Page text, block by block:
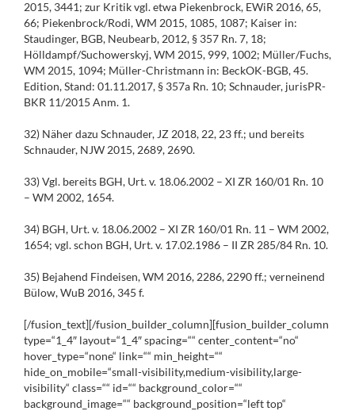
2015, 3441; zur Kritik vgl. etwa Piekenbrock, EWiR 2016, 65,
66; Piekenbrock/Rodi, WM 2015, 1085, 1087; Kaiser in:
Staudinger, BGB, Neubearb, 2012, § 357 Rn. 7, 18;
Hölldampf/Suchowerskyj, WM 2015, 999, 1002; Müller/Fuchs,
WM 2015, 1094; Müller-Christmann in: BeckOK-BGB, 45.
Edition, Stand: 01.11.2017, § 357a Rn. 10; Schnauder, jurisPR-
BKR 11/2015 Anm. 1.
32) Näher dazu Schnauder, JZ 2018, 22, 23 ff.; und bereits
Schnauder, NJW 2015, 2689, 2690.
33) Vgl. bereits BGH, Urt. v. 18.06.2002 – XI ZR 160/01 Rn. 10
– WM 2002, 1654.
34) BGH, Urt. v. 18.06.2002 – XI ZR 160/01 Rn. 11 – WM 2002,
1654; vgl. schon BGH, Urt. v. 17.02.1986 – II ZR 285/84 Rn. 10.
35) Bejahend Findeisen, WM 2016, 2286, 2290 ff.; verneinend
Bülow, WuB 2016, 345 f.
[/fusion_text][/fusion_builder_column][fusion_builder_column
type=“1_4″ layout=“1_4″ spacing=““ center_content=“no“
hover_type=“none“ link=““ min_height=““
hide_on_mobile=“small-visibility,medium-visibility,large-
visibility“ class=““ id=““ background_color=““
background_image=““ background_position=“left top“